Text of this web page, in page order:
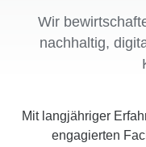
Wir
nachhaltig,
Mit langjähriger
engagierten